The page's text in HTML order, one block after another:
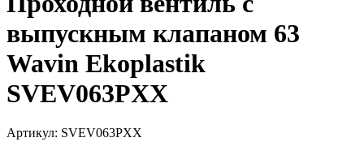
8
выпускным клапаном 63
Wavin Ekoplastik
SVEV063PXX
Артикул: SVEV063PXX